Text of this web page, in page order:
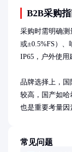
B2B采购
采购时需明确测
或±0.5%FS）
IP65，户外使用
品牌选择上，国
较高，国产如
也是重要考量因
常见问题